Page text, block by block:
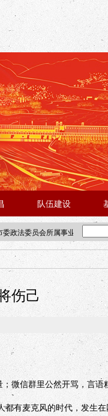
队伍建设
政法委员会所属事业单位2025
伤己
微信群里公然开骂，言语
有麦克风的时代，发生在